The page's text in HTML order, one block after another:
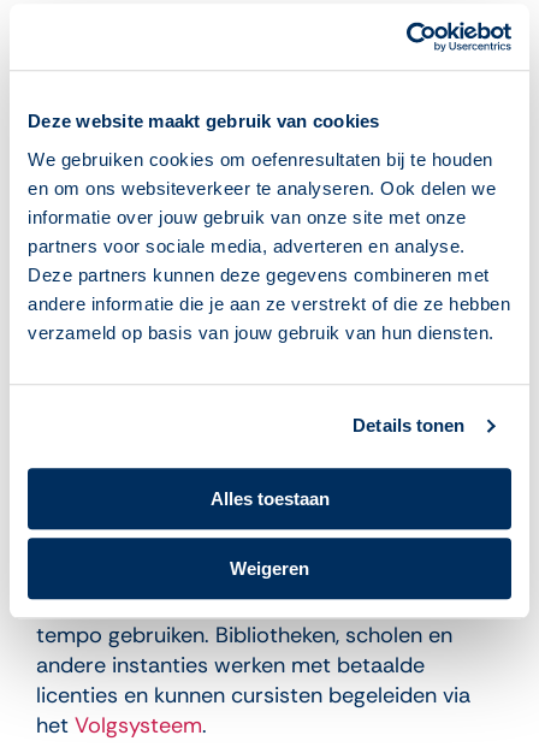
Deze website maakt gebruik van cookies
We gebruiken cookies om oefenresultaten bij te houden
en om ons websiteverkeer te analyseren. Ook delen we
informatie over jouw gebruik van onze site met onze
partners voor sociale media, adverteren en analyse.
Deze partners kunnen deze gegevens combineren met
andere informatie die je aan ze verstrekt of die ze hebben
verzameld op basis van jouw gebruik van hun diensten.
Details tonen
Alles toestaan
Weigeren
Oefenen.nl krijgt steun van partners als Adyen
en van fondsen zoals het ING Nederland fonds,
het mogelijk om te blijven vernieuwen.
Azimullah benadrukt: ‘Tegelijkertijd staan we in
2025 voor de uitdaging om met ons kleine
team te blijven investeren in begeleiding en
ondersteuning. Technologie maakt leren
mogelijk, maar het zijn de begeleiders die echt
het verschil maken.’
Oefenen.nl is een online leeromgeving waar
(jong)volwassenen kunnen oefenen met de
en digitale vaardigheden. Ook leren ze over
omgaan met geld, opvoeding en gezondheid.
Oefenen.nl is een laagdrempelige en
interactieve manier van leren want mensen
kunnen de leeromgeving individueel en in eigen
tempo gebruiken. Bibliotheken, scholen en
andere instanties werken met betaalde
licenties en kunnen cursisten begeleiden via
het Volgsysteem.